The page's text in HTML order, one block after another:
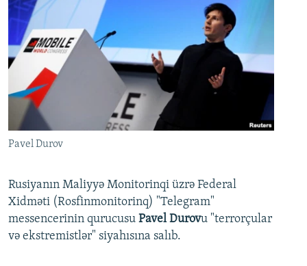
Pavel Durov
Rusiyanın Maliyyə Monitorinqi üzrə Federal
Xidməti (Rosfinmonitorinq) "Telegram"
messencerinin qurucusu Pavel Durovu "terrorçular
və ekstremistlər" siyahısına salıb.